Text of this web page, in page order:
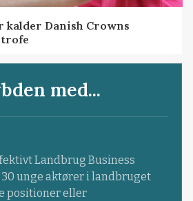
kalder Danish Crowns
med...
Landbrug Business
unge aktører i landbruget
positioner eller